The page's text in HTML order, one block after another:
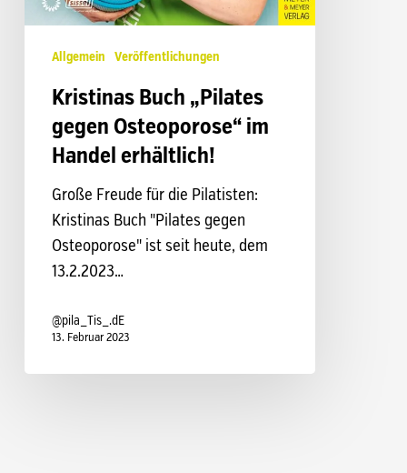
Allgemein Veröffentlichungen
Kristinas Buch „Pilates
gegen Osteoporose“ im
Handel erhältlich!
Große Freude für die Pilatisten:
Kristinas Buch "Pilates gegen
Osteoporose" ist seit heute, dem
13.2.2023…
@pila_Tis_.dE
13. Februar 2023